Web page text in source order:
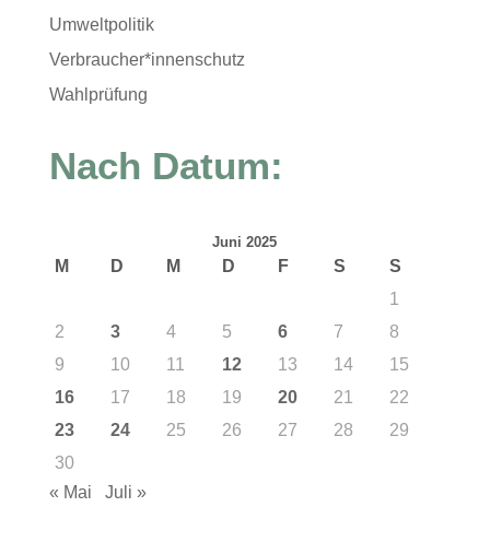
Umweltpolitik
Verbraucher*innenschutz
Wahlprüfung
Nach Datum:
Juni 2025
M D M D F S
S
1
2
3 4 5 6 7
8
9
10 11 12 13 14
15
16
17 18 19 20 21
22
23
24 25 26 27 28
29
30
« Mai
Juli »